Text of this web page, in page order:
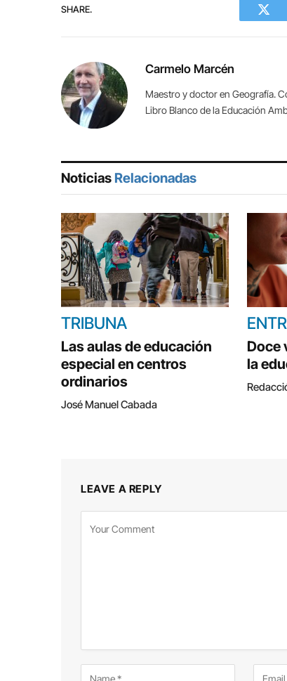
SHARE.
Carmelo Marcén
Maestro y doctor en Geografía.
Libro Blanco de la Educación
Noticias Relacionadas
TRIBUNA
Las aulas de educación
especial en centros
ordinarios
José Manuel Cabada
Doce
la
LEAVE A REPLY